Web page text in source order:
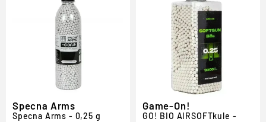
Specna Arms
Specna Arms - 0,25 g
Game-On!
GO! BIO AIRSOFTkule -